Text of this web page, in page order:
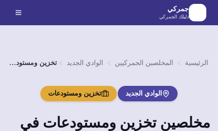
الانتقال إلى المحتوى الرئيسي
جمركي
دليلك الجمركي
الرئيسية المخلصين الجمركيين الوادي الجديد تخزين ومستودعات
الوادي الجديد تخزين ومستودعات
مخلصينتخزين ومستودعات في